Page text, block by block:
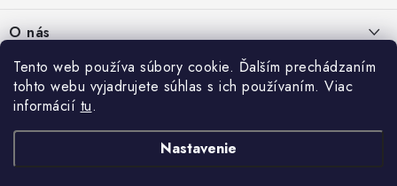
Tento web používa súbory cookie. Ďalším prechádzaním
tohto webu vyjadrujete súhlas s ich používaním. Viac
informácií tu.
Nastavenie
PREDAJŇA:
Petőfiho 65
Štúrovo 943 01
Po-Pia - 8:00-18:00
Ochrana osobných údajov
Vrátanie tovaru
Reklamácie
O nás
Kontakty
Prečo nakúpiť u nás
Predajňa